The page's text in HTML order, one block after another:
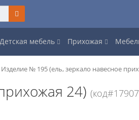
Детская мебель Прихожая
Изделие № 195 (ель, зеркало навесное
24)